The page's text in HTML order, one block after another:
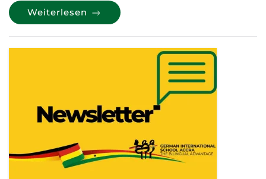
Weiterlesen